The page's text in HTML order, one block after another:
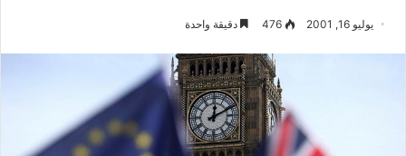
يوليو 16, 2001 476 دقيقة واحدة